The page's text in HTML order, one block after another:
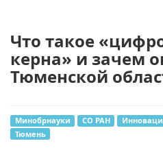
Что такое
керна» и зачем
Тюменской
Минобрнауки СО РАН
Тюмень